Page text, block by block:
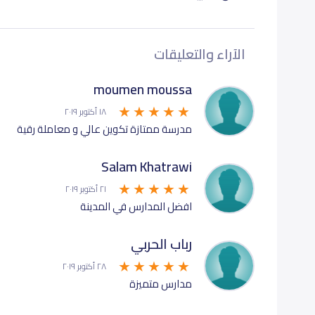
ثالث متوسط (Grade 9)
ثاني ثانوي (Grade 11)
ثالث ثانوي (Grade 12)
الآراء والتعليقات
moumen moussa
١٨ أكتوبر ٢٠١٩
مدرسة ممتازة تكوين عالي و معاملة رقية
Salam Khatrawi
٢١ أكتوبر ٢٠١٩
افضل المدارس في المدينة
رباب الحربي
٢٨ أكتوبر ٢٠١٩
مدارس متميزة